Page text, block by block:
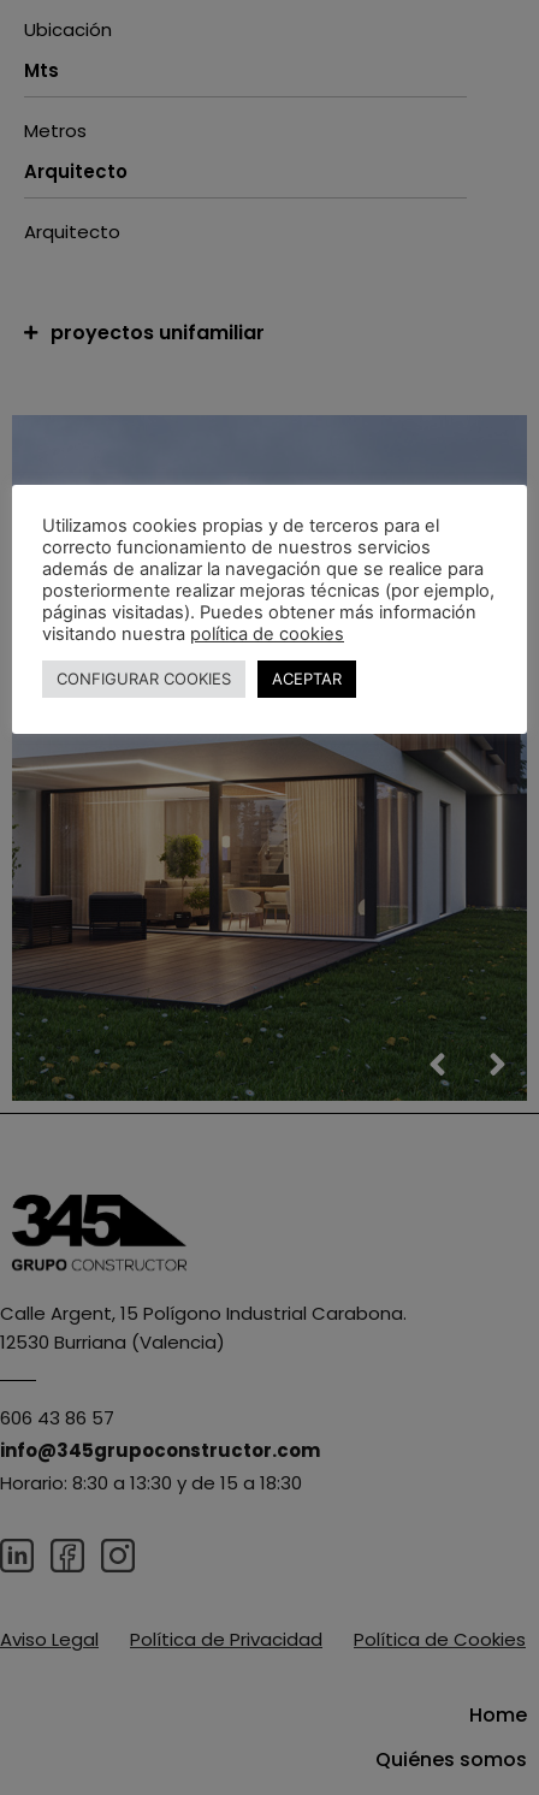
Ubicación
Mts
Metros
Arquitecto
Arquitecto
proyectos unifamiliar
Calle Argent, 15 Polígono Industrial Carabona.
12530 Burriana (Valencia)
606 43 86 57
info@345grupoconstructor.com
Horario: 8:30 a 13:30 y de 15 a 18:30
Aviso Legal Política de Privacidad Política de Cookies
Home
Quiénes somos
Utilizamos cookies propias y de terceros para el
correcto funcionamiento de nuestros servicios
además de analizar la navegación que se realice para
posteriormente realizar mejoras técnicas (por ejemplo,
páginas visitadas). Puedes obtener más información
visitando nuestra política de cookies
CONFIGURAR COOKIES ACEPTAR